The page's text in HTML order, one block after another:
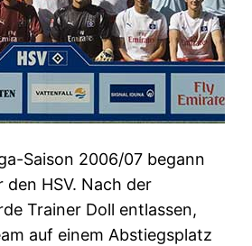
Saison 2006/07 begann
HSV. Nach der
Trainer Doll entlassen,
auf einem Abstiegsplatz